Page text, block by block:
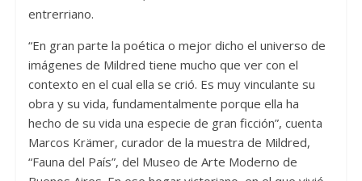
entrerriano.
“En gran parte la poética o mejor dicho el universo de
imágenes de Mildred tiene mucho que ver con el
contexto en el cual ella se crió. Es muy vinculante su
obra y su vida, fundamentalmente porque ella ha
hecho de su vida una especie de gran ficción”, cuenta
Marcos Krämer, curador de la muestra de Mildred,
“Fauna del País”, del Museo de Arte Moderno de